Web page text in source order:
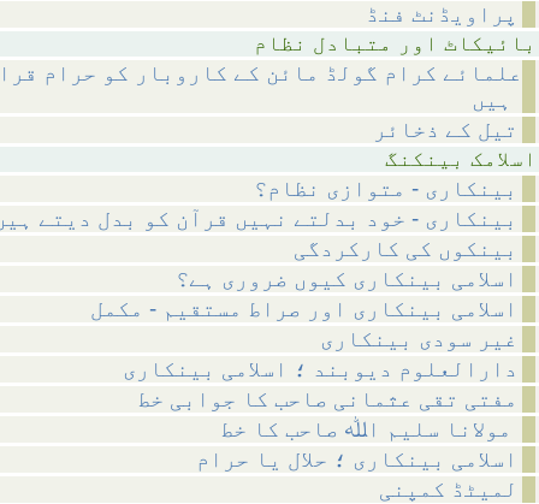
پراویڈنٹ فنڈ
علمائے کرام گولڈ مائن کے کاروبار کو حرام
تیل کے ذخائر
بینکاری - متوازی نظام؟
بینکاری - خود بدلتے نہیں قرآن کو بدل دیتے
بینکوں کی کارکردگی
اسلامی بینکاری کیوں ضروری ہے؟
اسلامی بینکاری اور صراط مستقیم - مکمل
غیر سودی بینکاری
دارالعلوم دیوبند ؛ اسلامی بینکاری
مفتی تقی عثمانی صاحب کا جوابی خط
اسلامی بینکاری ؛ حلال یا حرام
لمیٹڈ کمپنی